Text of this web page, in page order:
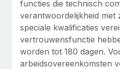
functies die technisch
verantwoordelijkheid met
speciale kwalificaties
vertrouwensfunctie
worden tot 180 dagen.
arbeidsovereenkomsten